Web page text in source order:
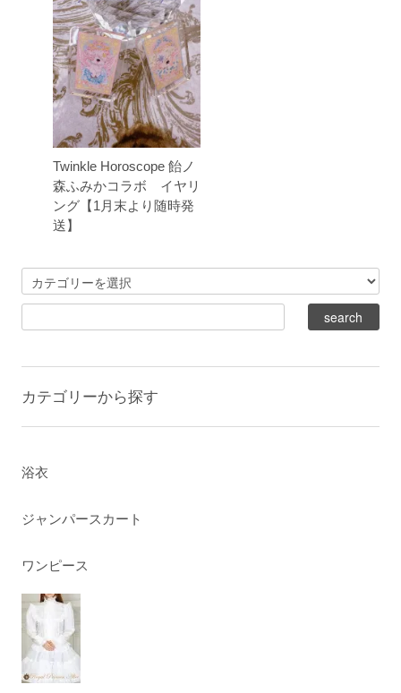
Twinkle Horoscope 飴ノ
森ふみかコラボ イヤリ
ング【1月末より随時発
送】
カテゴリーから探す
浴衣
ジャンパースカート
ワンピース